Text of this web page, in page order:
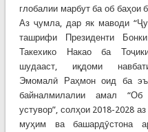
глобалии марбут ба об баҳои
Аз ҷумла, дар як маводи
ташрифи Президенти
Такехико Накао ба
шудааст, иқдоми
Эмомалӣ Раҳмон оид ба
байналмилалии амал
устувор”, солҳои 2018-2028
муҳим ва башардӯстона